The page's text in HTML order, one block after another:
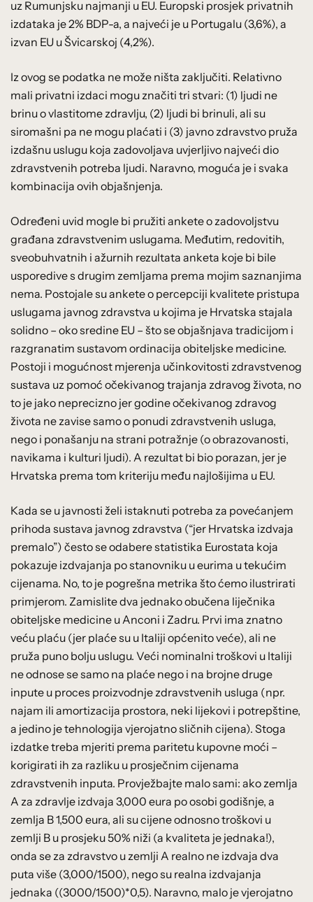
uz Rumunjsku najmanji u EU. Europski prosjek privatnih
izdataka je 2% BDP-a, a najveći je u Portugalu (3,6%), a
izvan EU u Švicarskoj (4,2%).
Iz ovog se podatka ne može ništa zaključiti. Relativno
mali privatni izdaci mogu značiti tri stvari: (1) ljudi ne
brinu o vlastitome zdravlju, (2) ljudi bi brinuli, ali su
siromašni pa ne mogu plaćati i (3) javno zdravstvo pruža
izdašnu uslugu koja zadovoljava uvjerljivo najveći dio
zdravstvenih potreba ljudi. Naravno, moguća je i svaka
kombinacija ovih objašnjenja.
Određeni uvid mogle bi pružiti ankete o zadovoljstvu
građana zdravstvenim uslugama. Međutim, redovitih,
sveobuhvatnih i ažurnih rezultata anketa koje bi bile
usporedive s drugim zemljama prema mojim saznanjima
nema. Postojale su ankete o percepciji kvalitete pristupa
uslugama javnog zdravstva u kojima je Hrvatska stajala
solidno – oko sredine EU – što se objašnjava tradicijom i
razgranatim sustavom ordinacija obiteljske medicine.
Postoji i mogućnost mjerenja učinkovitosti zdravstvenog
sustava uz pomoć očekivanog trajanja zdravog života, no
to je jako neprecizno jer godine očekivanog zdravog
života ne zavise samo o ponudi zdravstvenih usluga,
nego i ponašanju na strani potražnje (o obrazovanosti,
navikama i kulturi ljudi). A rezultat bi bio porazan, jer je
Hrvatska prema tom kriteriju među najlošijima u EU.
Kada se u javnosti želi istaknuti potreba za povećanjem
prihoda sustava javnog zdravstva (“jer Hrvatska izdvaja
premalo”) često se odabere statistika Eurostata koja
pokazuje izdvajanja po stanovniku u eurima u tekućim
cijenama. No, to je pogrešna metrika što ćemo ilustrirati
primjerom. Zamislite dva jednako obučena liječnika
obiteljske medicine u Anconi i Zadru. Prvi ima znatno
veću plaću (jer plaće su u Italiji općenito veće), ali ne
pruža puno bolju uslugu. Veći nominalni troškovi u Italiji
ne odnose se samo na plaće nego i na brojne druge
inpute u proces proizvodnje zdravstvenih usluga (npr.
najam ili amortizacija prostora, neki lijekovi i potrepštine,
a jedino je tehnologija vjerojatno sličnih cijena). Stoga
izdatke treba mjeriti prema paritetu kupovne moći –
korigirati ih za razliku u prosječnim cijenama
zdravstvenih inputa. Provježbajte malo sami: ako zemlja
A za zdravlje izdvaja 3,000 eura po osobi godišnje, a
zemlja B 1,500 eura, ali su cijene odnosno troškovi u
zemlji B u prosjeku 50% niži (a kvaliteta je jednaka!),
onda se za zdravstvo u zemlji A realno ne izdvaja dva
puta više (3,000/1500), nego su realna izdvajanja
jednaka ((3000/1500)*0,5). Naravno, malo je vjerojatno